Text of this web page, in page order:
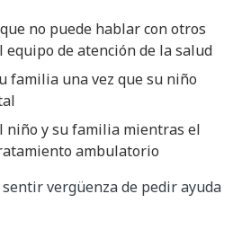
no puede hablar con otros
equipo de atención de la salud
familia una vez que su niño
niño y su familia mientras el
ambulatorio
sentir vergüenza de pedir ayuda